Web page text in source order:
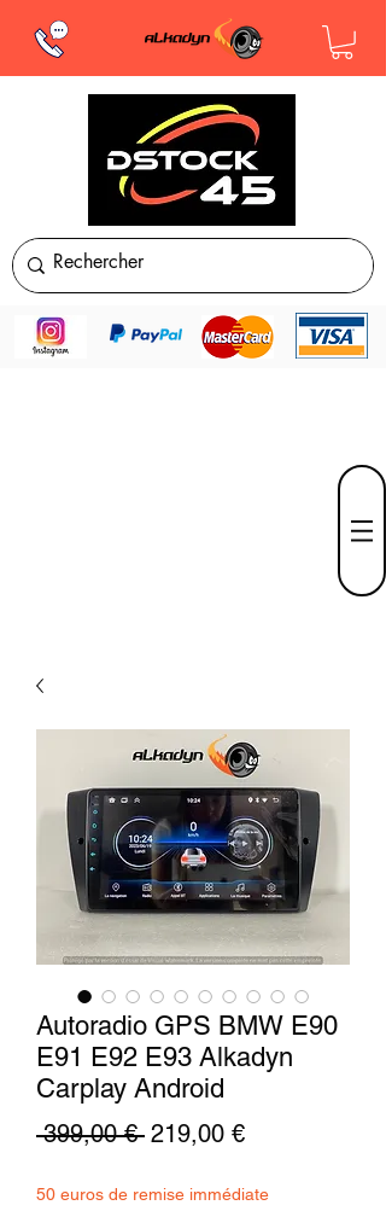
Autoradio GPS BMW E90
E91 E92 E93 Alkadyn
Carplay Android
399,00 € Prezzo
219,00 €Prezzo
50 euros de remise immédiate